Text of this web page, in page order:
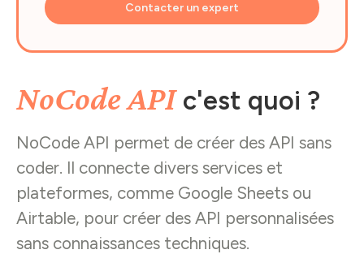
NoCode APIc'est quoi ?
NoCode API permet de créer des API sans
coder. Il connecte divers services et
plateformes, comme Google Sheets ou
Airtable, pour créer des API personnalisées
sans connaissances techniques.
Contacter un expert